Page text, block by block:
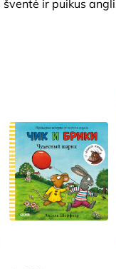
ir puikus